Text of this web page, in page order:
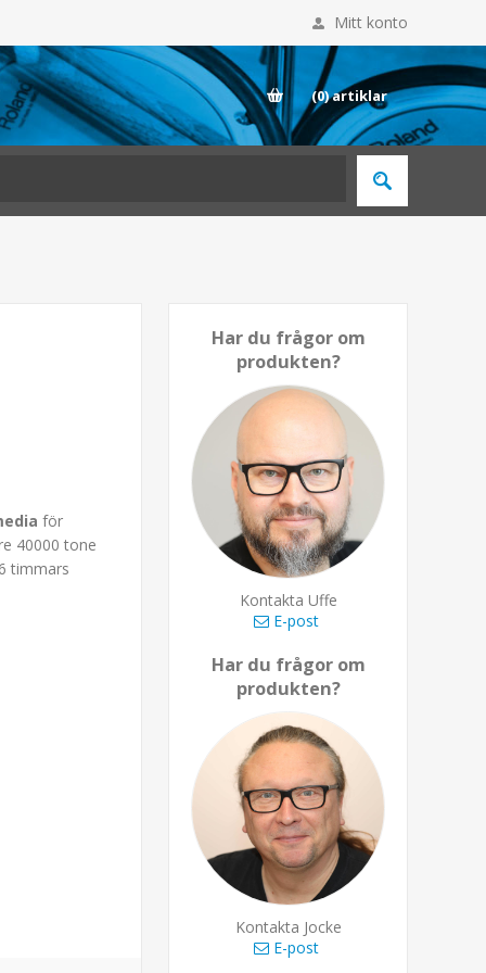
Mitt konto
(0)artiklar
Har du frågor om
produkten?
Kontakta Uffe
E-post
Har du frågor om
produkten?
Kontakta Jocke
E-post
för
40000 tone
timmars